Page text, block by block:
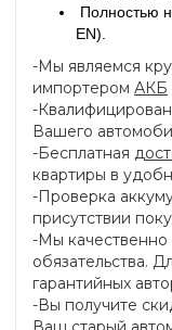
Полностью
EN).
-Мы являемся
импортером АКБ
-
Вашего
-Бесплатная
квартиры в
-Проверка
присутствии
-Мы качественно
обязательства.
гарантийных
-Вы получите